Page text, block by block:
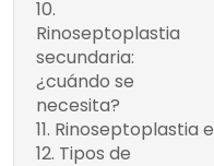
Rinoseptoplastia
secundaria:
¿cuándo se
necesita?
Rinoseptoplastia
Tipos de